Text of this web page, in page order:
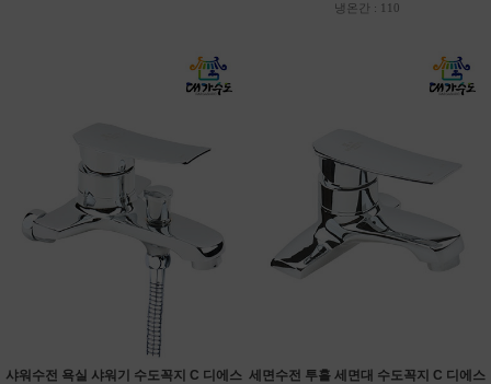
냉온간 : 110
샤워수전 욕실 샤워기 수도꼭지 C 디에스 세면수전 투홀 세면대 수도꼭지 C 디에스